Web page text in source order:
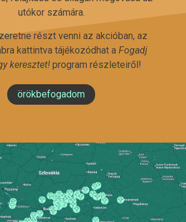
utókor számára.
részt venni az akcióban, az
kattintva tájékozódhat a Fogadj
keresztet!program részleteiről!
örökbefogadom